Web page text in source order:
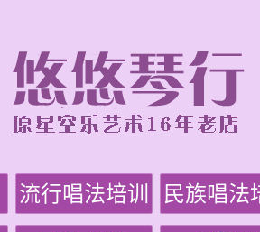
流行唱法培训 民族唱法